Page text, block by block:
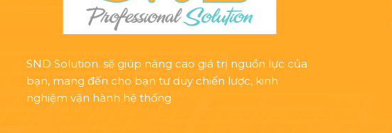
SND Solution. sẽ giúp nâng cao giá trị nguồn lực của
bạn, mang đến cho bạn tư duy chiến lược, kinh
nghiệm vận hành hệ thống